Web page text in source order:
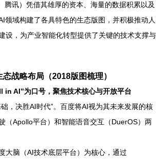
腾讯）凭借其雄厚的资本、海量的数据积累以及
领域构建了各具特色的生态版图，并积极推动人
设，为产业智能化转型提供了关键的技术支撑与
战略布局（2018版图梳理）
in AI”为口号，聚焦技术核心与开放平台
，决胜AI时代”。百度将AI视为其未来发展的核
（Apollo平台）和智能语音交互（DuerOS）两
大脑（AI技术底层平台）为核心，通过